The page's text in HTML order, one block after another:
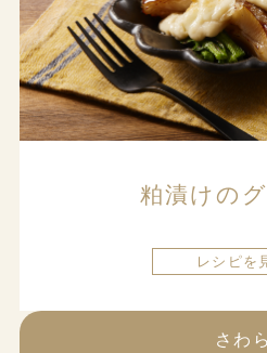
粕漬けの
レシピを
さわら